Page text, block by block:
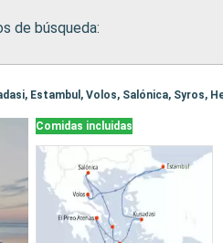
de búsqueda:
Estambul, Volos, Salónica, Syros,
Comidas incluidas